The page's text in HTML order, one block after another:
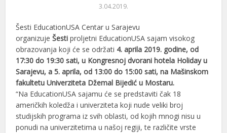
3.04.2019.
Šesti EducationUSA Centar u Sarajevu
organizujeŠestiproljetni EducationUSA sajam visokog
obrazovanja koji će se održati 4. aprila 2019. godine, od
17:30 do 19:30 sati, u Kongresnoj dvorani hotela Holiday u
Sarajevu, a 5. aprila, od 13:00 do 15:00 sati, na Mašinskom
fakultetu Univerziteta Džemal Bijedić u Mostaru.
“Na EducationUSA sajamu će se predstaviti čak 18
američkih koledža i univerziteta koji nude veliki broj
studijskih programa iz svih oblasti, od kojih mnogi nisu u
ponudi na univerzitetima u našoj regiji, te različite vrste